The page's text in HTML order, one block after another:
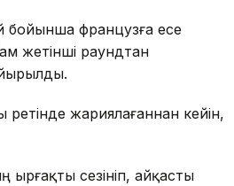
французға есе
жетінші раундтан
жариялағаннан кейін,
ырғақты сезініп, айқасты